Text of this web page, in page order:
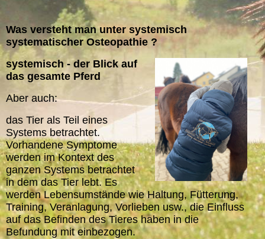
Was versteht man unter systemisch
systematischer Osteopathie ?
systemisch - der Blick auf
das gesamte Pferd
Aber auch:
das Tier als Teil eines
Systems betrachtet.
Vorhandene Symptome
werden im Kontext des
ganzen Systems betrachtet
in dem das Tier lebt. Es
werden Lebensumstände wie Haltung, Fütterung,
Training, Veranlagung, Vorlieben usw., die Einfluss
auf das Befinden des Tieres haben in die
Befundung mit einbezogen.